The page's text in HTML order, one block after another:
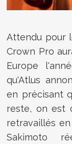
Attendu pour
Crown Pro
Europe
qu'Atlus
en précisant
reste, on est
retravaillés en
Sakimoto